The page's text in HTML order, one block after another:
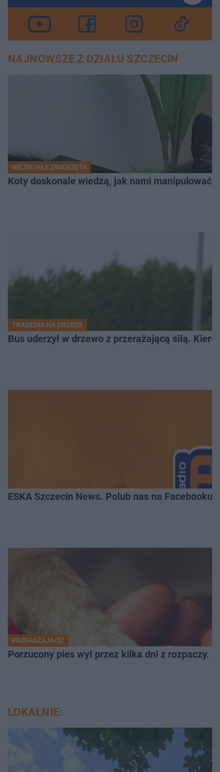
NAJNOWSZE Z DZIAŁU SZCZECIN
NIEZWYKŁE ZWIERZĘTA
Koty doskonale wiedzą, jak nami
TRAGEDIA NA DRODZE
Bus uderzył w drzewo z przerażającą siłą.
ESKA Szczecin News. Polub nas na Facebooku!
PRZERAŻAJĄCE!
Porzucony pies wył przez kilka dni z rozpaczy.
LOKALNIE: